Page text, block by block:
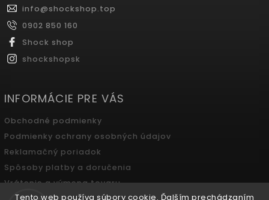
Tento web používa súbory cookie. Ďalším prechádzaním
info@shockshop.top
0902 850 160
Shock shop
shockshopsk
INFORMÁCIE PRE VÁS
Obchodné podmienky
Podmienky ochrany osobných údajov
Reklamačný poriadok
Spôsoby platby a doručenia
Vrátenie a výmena tovaru